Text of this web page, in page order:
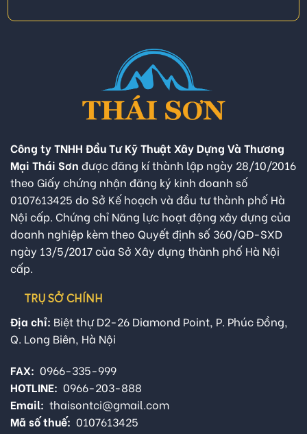
Công ty TNHH Đầu Tư Kỹ Thuật Xây Dựng Và Thương
Mại Thái Sơn được đăng kí thành lập ngày 28/10/2016
theo Giấy chứng nhận đăng ký kinh doanh số
0107613425 do Sở Kế hoạch và đầu tư thành phố Hà
Nội cấp. Chứng chỉ Năng lực hoạt động xây dựng của
doanh nghiệp kèm theo Quyết định số 360/QĐ-SXD
ngày 13/5/2017 của Sở Xây dựng thành phố Hà Nội
cấp.
TRỤ SỞ CHÍNH
Địa chỉ: Biệt thự D2-26 Diamond Point, P. Phúc Đồng,
Q. Long Biên, Hà Nội
FAX: 0966-335-999
HOTLINE: 0966-203-888
Email: thaisontci@gmail.com
Mã số thuế: 0107613425